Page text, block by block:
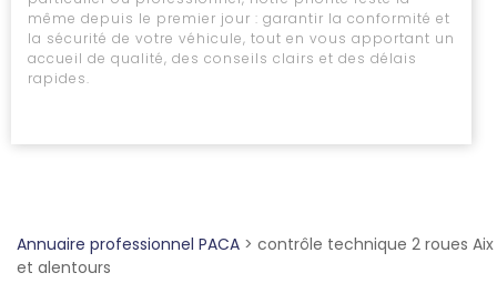
même depuis le premier jour : garantir la conformité et
la sécurité de votre véhicule, tout en vous apportant un
accueil de qualité, des conseils clairs et des délais
rapides.
Annuaire professionnel PACA > contrôle technique 2 roues Aix
et alentours